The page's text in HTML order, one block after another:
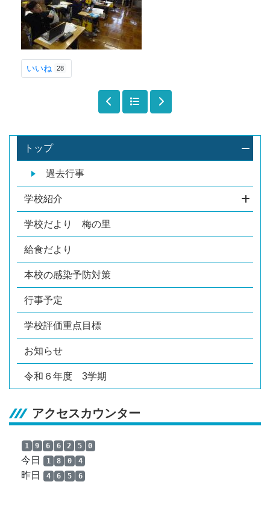
トップ
過去行事
学校紹介
学校だより 梅の里
給食だより
本校の感染予防対策
行事予定
学校評価重点目標
お知らせ
令和６年度 3学期
アクセスカウンター
1 9 6 6 2 5 0
今日 1 8 0 4
昨日 4 6 5 6
いいね 28